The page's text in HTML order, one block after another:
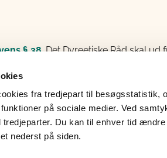
fra tredjepart til besøgsstatistik,
på sociale medier. Ved
tredjeparter. Du kan til enhver tid
nederst på siden.
§ 38. Det Dyreetiske Råd skal ud
kan bede Rådet tage emner op,
anbefalinger. Det Dyreetiske Råd
og går ikke ind i enkeltsager. Rådet
har ikke mulighed for at yde